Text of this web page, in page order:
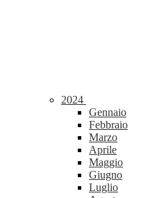
2024
Gennaio
Febbraio
Marzo
Aprile
Maggio
Giugno
Luglio